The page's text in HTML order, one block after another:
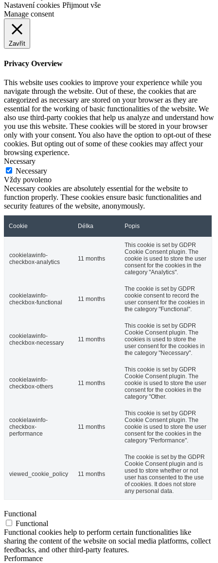
Nastavení cookies Přijmout vše
Manage consent
Zavřít
Privacy Overview
This website uses cookies to improve your experience while you
navigate through the website. Out of these, the cookies that are
categorized as necessary are stored on your browser as they are
essential for the working of basic functionalities of the website. We
also use third-party cookies that help us analyze and understand how
you use this website. These cookies will be stored in your browser
only with your consent. You also have the option to opt-out of these
cookies. But opting out of some of these cookies may affect your
browsing experience.
Necessary
Necessary
Vždy povoleno
Necessary cookies are absolutely essential for the website to
function properly. These cookies ensure basic functionalities and
security features of the website, anonymously.
Cookie Délka Popis
cookielawinfo-
checkbox-analytics
11 months
This cookie is set by GDPR
Cookie Consent plugin. The
cookie is used to store the user
consent for the cookies in the
category "Analytics".
cookielawinfo-
checkbox-functional
11 months
The cookie is set by GDPR
cookie consent to record the
user consent for the cookies in
the category "Functional".
cookielawinfo-
checkbox-necessary
11 months
This cookie is set by GDPR
Cookie Consent plugin. The
cookies is used to store the
user consent for the cookies in
the category "Necessary".
cookielawinfo-
checkbox-others
11 months
This cookie is set by GDPR
Cookie Consent plugin. The
cookie is used to store the user
consent for the cookies in the
category "Other.
cookielawinfo-
checkbox-
performance
11 months
This cookie is set by GDPR
Cookie Consent plugin. The
cookie is used to store the user
consent for the cookies in the
category "Performance".
viewed_cookie_policy 11 months
The cookie is set by the GDPR
Cookie Consent plugin and is
used to store whether or not
user has consented to the use
of cookies. It does not store
any personal data.
Functional
Functional
Functional cookies help to perform certain functionalities like
sharing the content of the website on social media platforms, collect
feedbacks, and other third-party features.
Performance